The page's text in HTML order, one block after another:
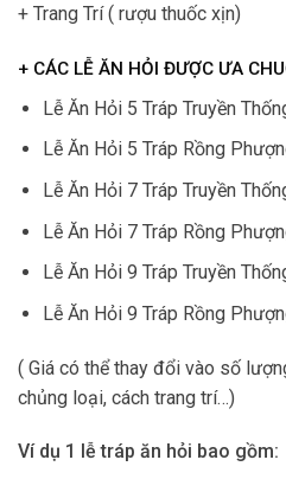
+ Trang Trí ( rượu thuốc xịn)
+ CÁC LỄ ĂN HỎI ĐƯỢC ƯA
Lễ Ăn Hỏi 5 Tráp Truyền
Lễ Ăn Hỏi 5 Tráp Rồng
Lễ Ăn Hỏi 7 Tráp Truyền
Lễ Ăn Hỏi 7 Tráp Rồng
Lễ Ăn Hỏi 9 Tráp Truyền
Lễ Ăn Hỏi 9 Tráp Rồng
( Giá có thể thay đổi vào số
chủng loại, cách trang trí…)
Ví dụ 1 lễ tráp ăn hỏi bao gồm: